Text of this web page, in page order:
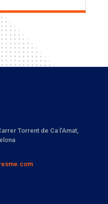
Torrent de Ca l’Amat,